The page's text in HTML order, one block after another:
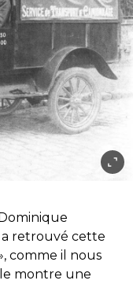
retrouvé cette
comme il nous
montre une